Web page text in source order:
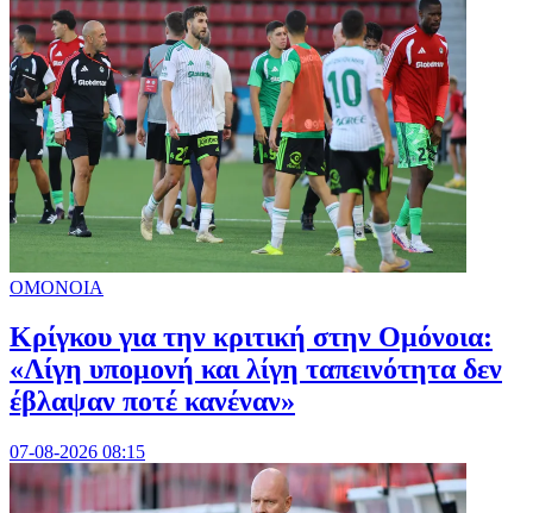
ΟΜΟΝΟΙΑ
Κρίγκου για την κριτική στην Ομόνοια:
«Λίγη υπομονή και λίγη ταπεινότητα δεν
έβλαψαν ποτέ κανέναν»
07-08-2026 08:15